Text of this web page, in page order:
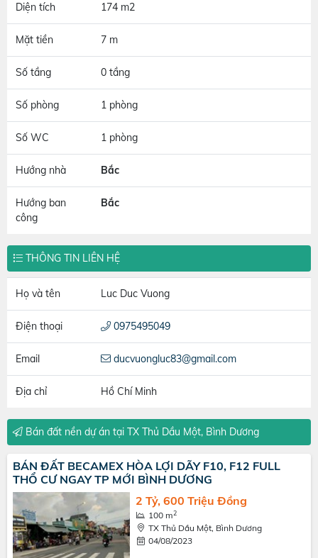
Diện tích 174 m2
Mặt tiền 7 m
Số tầng 0 tầng
Số phòng 1 phòng
Số WC 1 phòng
Hướng nhà Bắc
Hướng ban
công
Bắc
THÔNG TIN LIÊN HỆ
Họ và tên Luc Duc Vuong
Điện thoại 0975495049
Email ducvuongluc83@gmail.com
Địa chỉ Hồ Chí Minh
Bán đất nền dự án tại TX Thủ Dầu Một, Bình Dương
BÁN ĐẤT BECAMEX HÒA LỢI DÃY F10, F12 FULL
THỔ CƯ NGAY TP MỚI BÌNH DƯƠNG
2 Tỷ, 600 Triệu Đồng
100 m2
TX Thủ Dầu Một, Bình Dương
04/08/2023